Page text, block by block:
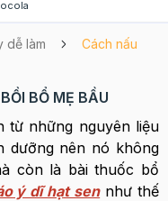
dễ làm
Cách nấu
BỔ MẸ BẦU
từ những nguyên liệu
dưỡng nên nó không
còn là bài thuốc bổ
ý dĩ hạt sennhư thế